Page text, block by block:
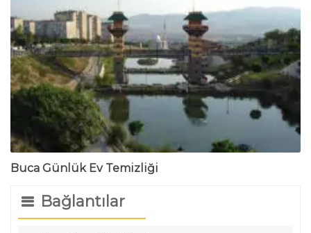
Buca Günlük Ev Temizliği
Bağlantılar